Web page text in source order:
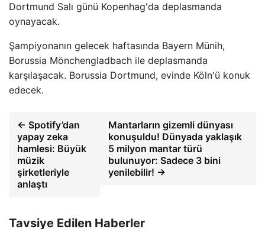
Dortmund Salı günü Kopenhag'da deplasmanda
oynayacak.
Şampiyonanın gelecek haftasında Bayern Münih,
Borussia Mönchengladbach ile deplasmanda
karşılaşacak. Borussia Dortmund, evinde Köln'ü konuk
edecek.
← Spotify’dan
yapay zeka
hamlesi: Büyük
müzik
şirketleriyle
anlaştı
Mantarların gizemli dünyası
konuşuldu! Dünyada yaklaşık
5 milyon mantar türü
bulunuyor: Sadece 3 bini
yenilebilir! →
Tavsiye Edilen Haberler